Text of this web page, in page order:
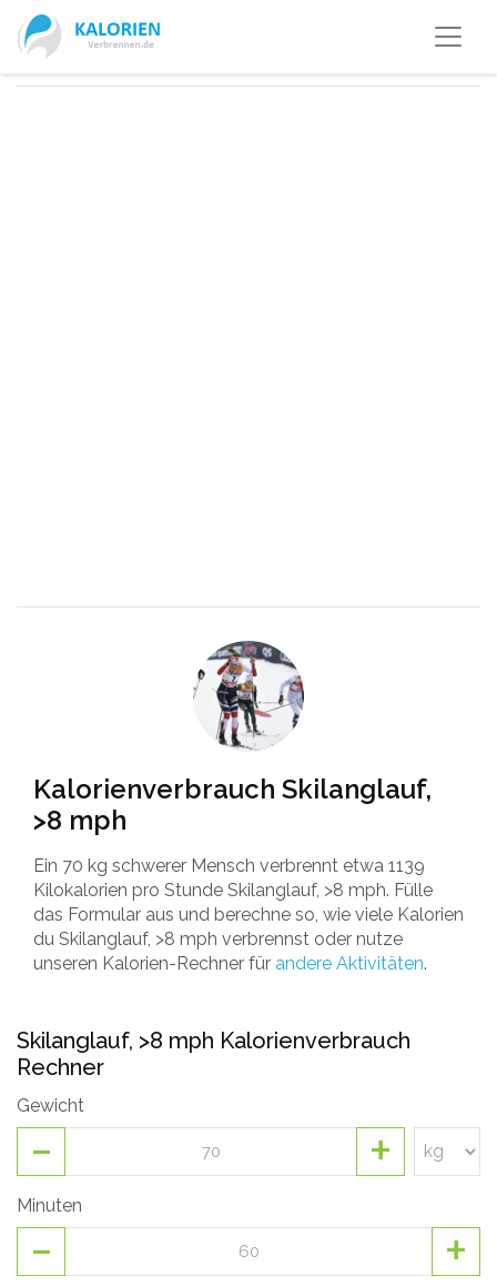
Kalorienverbrauch Skilanglauf,
>8 mph
Ein 70 kg schwerer Mensch verbrennt etwa 1139
Kilokalorien pro Stunde Skilanglauf, >8 mph. Fülle
das Formular aus und berechne so, wie viele Kalorien
du Skilanglauf, >8 mph verbrennst oder nutze
unseren Kalorien-Rechner für andere Aktivitäten.
Skilanglauf, >8 mph Kalorienverbrauch
Rechner
Gewicht
- +
Minuten
- +